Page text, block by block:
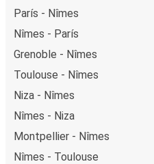
París - Nîmes
Nîmes - París
Grenoble - Nîmes
Toulouse - Nîmes
Niza - Nîmes
Nîmes - Niza
Montpellier - Nîmes
Nîmes - Toulouse